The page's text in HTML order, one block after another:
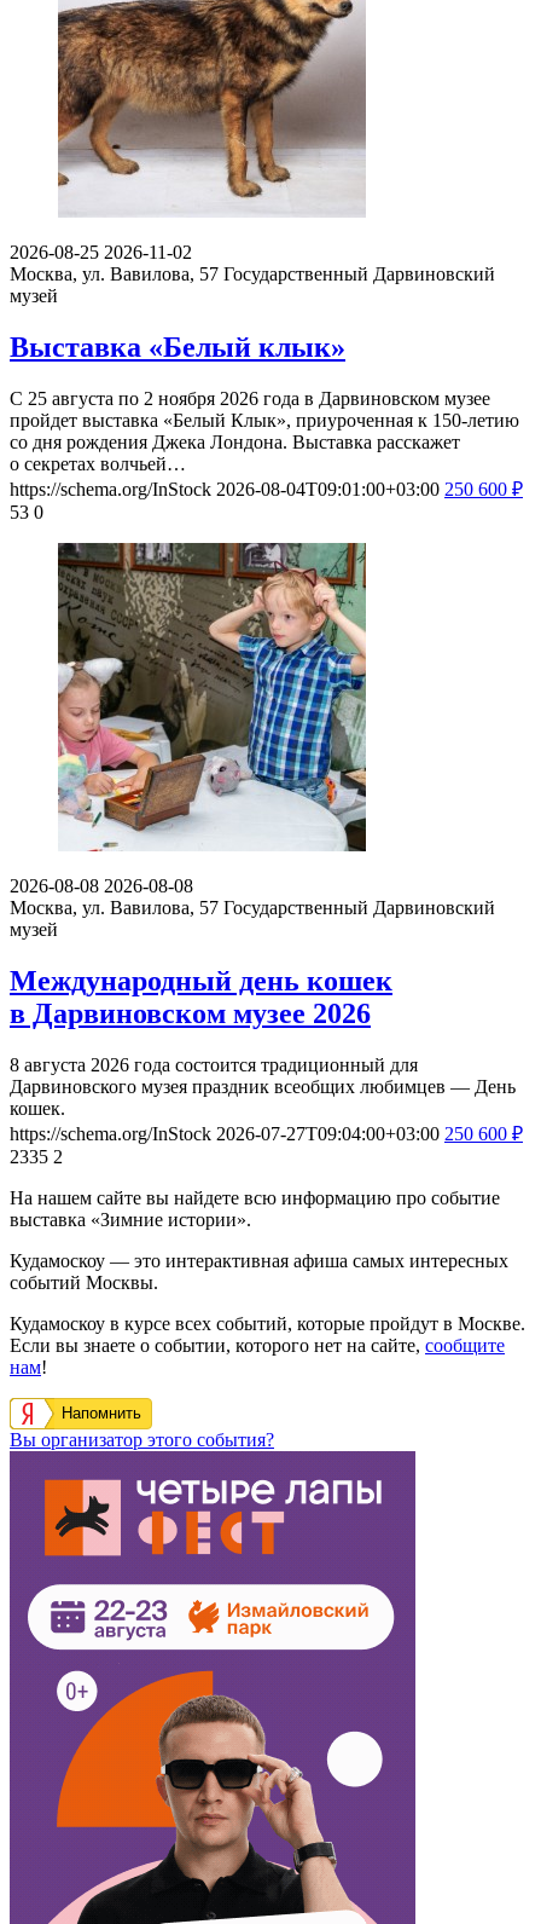
2026-08-25 2026-11-02
Москва, ул. Вавилова, 57 Государственный Дарвиновский
музей
Выставка «Белый клык»
С 25 августа по 2 ноября 2026 года в Дарвиновском музее
пройдет выставка «Белый Клык», приуроченная к 150-летию
со дня рождения Джека Лондона. Выставка расскажет
о секретах волчьей…
https://schema.org/InStock 2026-08-04T09:01:00+03:00 250 600 ₽
53 0
2026-08-08 2026-08-08
Москва, ул. Вавилова, 57 Государственный Дарвиновский
музей
Международный день кошек
в Дарвиновском музее 2026
8 августа 2026 года состоится традиционный для
Дарвиновского музея праздник всеобщих любимцев — День
кошек.
https://schema.org/InStock 2026-07-27T09:04:00+03:00 250 600 ₽
2335 2
На нашем сайте вы найдете всю информацию про событие
выставка «Зимние истории».
Кудамоскоу — это интерактивная афиша самых интересных
событий Москвы.
Кудамоскоу в курсе всех событий, которые пройдут в Москве.
Если вы знаете о событии, которого нет на сайте, сообщите
нам!
Напомнить
Вы организатор этого события?